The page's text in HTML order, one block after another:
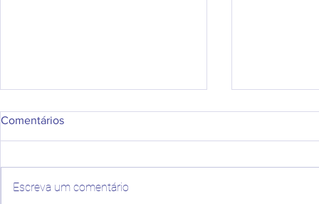
Comentários
Escreva um comentário